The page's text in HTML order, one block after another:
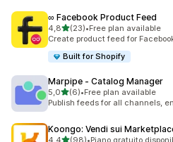
∞ Facebook Product Feed
4,8stelle su 5
(23)
23 recensioni totali
•Free plan available
Create product feed for
Built for Shopify
Marpipe ‑ Catalog Manager
5,0stelle su 5
(6)
6 recensioni totali
•Free plan available
Publish feeds for all channels,
Koongo: Vendi sui
4,4stelle su 5
(98)•Piano gratuito